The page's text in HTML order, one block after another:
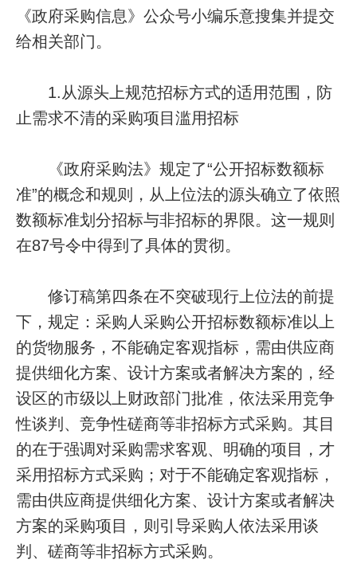
《政府采购信息》公众号小编乐意搜集并提交
给相关部门。
1.从源头上规范招标方式的适用范围，防
止需求不清的采购项目滥用招标
《政府采购法》规定了“公开招标数额标
准”的概念和规则，从上位法的源头确立了依照
数额标准划分招标与非招标的界限。这一规则
在87号令中得到了具体的贯彻。
修订稿第四条在不突破现行上位法的前提
下，规定：采购人采购公开招标数额标准以上
的货物服务，不能确定客观指标，需由供应商
提供细化方案、设计方案或者解决方案的，经
设区的市级以上财政部门批准，依法采用竞争
性谈判、竞争性磋商等非招标方式采购。其目
的在于强调对采购需求客观、明确的项目，才
采用招标方式采购；对于不能确定客观指标，
需由供应商提供细化方案、设计方案或者解决
方案的采购项目，则引导采购人依法采用谈
判、磋商等非招标方式采购。